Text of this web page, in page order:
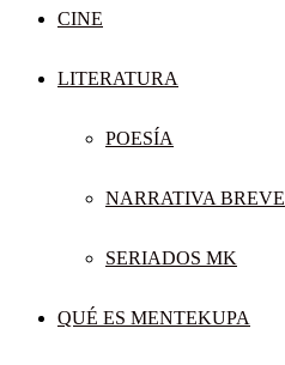
CINE
LITERATURA
POESÍA
NARRATIVA BREVE
SERIADOS MK
QUÉ ES MENTEKUPA